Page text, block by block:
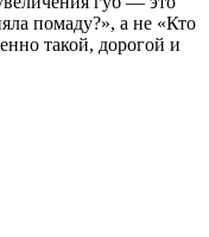
помаду?», а не «Кто
такой, дорогой и